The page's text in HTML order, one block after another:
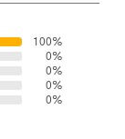
100%
0%
0%
0%
0%